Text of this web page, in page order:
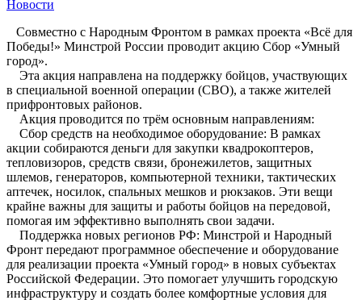
Новости
Совместно с Народным Фронтом в рамках проекта «Всё для
Победы!» Минстрой России проводит акцию Сбор «Умный
город».
Эта акция направлена на поддержку бойцов, участвующих
в специальной военной операции (СВО), а также жителей
прифронтовых районов.
Акция проводится по трём основным направлениям:
Сбор средств на необходимое оборудование: В рамках
акции собираются деньги для закупки квадрокоптеров,
тепловизоров, средств связи, бронежилетов, защитных
шлемов, генераторов, компьютерной техники, тактических
аптечек, носилок, спальных мешков и рюкзаков. Эти вещи
крайне важны для защиты и работы бойцов на передовой,
помогая им эффективно выполнять свои задачи.
Поддержка новых регионов РФ: Минстрой и Народный
Фронт передают программное обеспечение и оборудование
для реализации проекта «Умный город» в новых субъектах
Российской Федерации. Это помогает улучшить городскую
инфраструктуру и создать более комфортные условия для